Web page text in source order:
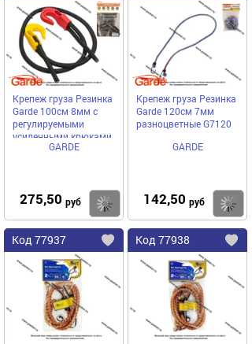
в
избранное
Крепеж груза Резинка
Garde 100см 8мм с
регулируемыми
усиленными крюками
GARDE
275,50 руб Купить
в
Крепеж груза Резинка
Garde 120см 7мм
разноцветные G7120
GARDE
142,50 руб
Код 77937
Добавить
избранное
Код 77938